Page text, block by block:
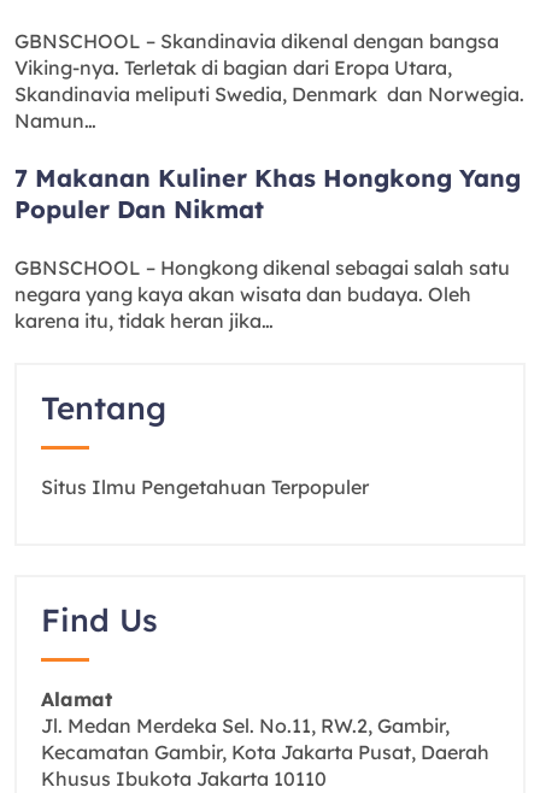
GBNSCHOOL – Skandinavia dikenal dengan bangsa
Viking-nya. Terletak di bagian dari Eropa Utara,
Skandinavia meliputi Swedia, Denmark dan Norwegia.
Namun…
7 Makanan Kuliner Khas Hongkong Yang
Populer Dan Nikmat
GBNSCHOOL – Hongkong dikenal sebagai salah satu
negara yang kaya akan wisata dan budaya. Oleh
karena itu, tidak heran jika…
Tentang
Situs Ilmu Pengetahuan Terpopuler
Find Us
Alamat
Jl. Medan Merdeka Sel. No.11, RW.2, Gambir,
Kecamatan Gambir, Kota Jakarta Pusat, Daerah
Khusus Ibukota Jakarta 10110